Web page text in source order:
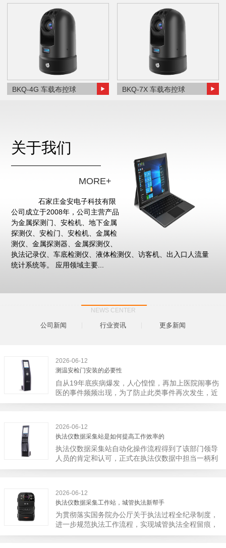
BKQ-4G 车载布控球 BKQ-7X 车载布控球
关于我们
MORE+
石家庄金安电子科技有限
公司成立于2008年，公司主营产品
为金属探测门、安检机、地下金属
探测仪、安检门、安检机、金属检
测仪、金属探测器、金属探测仪、
执法记录仪、车底检测仪、液体检测仪、访客机、出入口人流量
统计系统等。 应用领域主要...
NEWS CENTER
公司新闻 行业资讯 更多新闻
2026-06-12
测温安检门安装的必要性
自从19年底疾病爆发，人心惶惶，再加上医院闹事伤
医的事件频频出现，为了防止此类事件再次发生，近
日，广西南宁市卫建委发出通知，要求当地市属各三
大体只有两个，其一，安装安检门是否会激化矛盾。
其二，安装安检门可以防范于未然。1月6号当天，南
宁市第二医院刚试行安检的首日，检查出10多把各类
刀具和一把管制类刀具。近来伤医事件屡屡发生，安
装安检门可以缓解医生安全感不足的问题，同时安检
2026-06-12
执法仪数据采集站是如何提高工作效率的
执法仪数据采集站自动化操作流程得到了该部门领导
人员的肯定和认可，正式在执法仪数据中担当一柄利
剑。 执法仪数据采集站对于执法仪数据资料的管理
备能自动读取目标对象，并同步到采集站中，此外设
备具有断点续传的功能，如果碰到网络故障，可以从
已经上传或下载的部分开始继续上传下载未完成的部
分，而没有必要从头开始上传下载，能节省时间，提
高速度。再者待数据传输完毕之后，执法仪数据采集
2026-06-12
执法仪数据采集工作站，城管执法新帮手
为贯彻落实国务院办公厅关于执法过程全纪录制度，
进一步规范执法工作流程，实现城管执法全程留痕，
深入推进执法队伍规范化建设，给城管执法工作添加